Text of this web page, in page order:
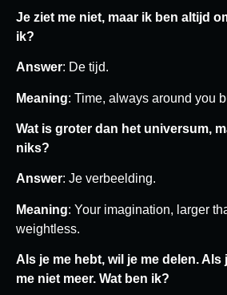
Je ziet me niet, maar ik ben altijd
ik?
Answer: De tijd.
Meaning: Time, always around you
Wat is groter dan het universum,
niks?
Answer: Je verbeelding.
Meaning: Your imagination, larger
weightless.
Als je me hebt, wil je me delen. Als
me niet meer. Wat ben ik?